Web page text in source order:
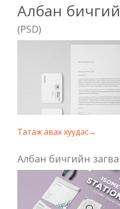
Албан
(PSD)
Татаж авах хуудас→
Албан бичгийн